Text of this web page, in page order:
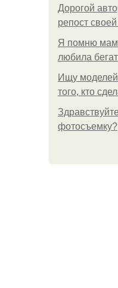
Дорогой
репост
Я помню
любила
Ищу
того, кто
фотосъемку?